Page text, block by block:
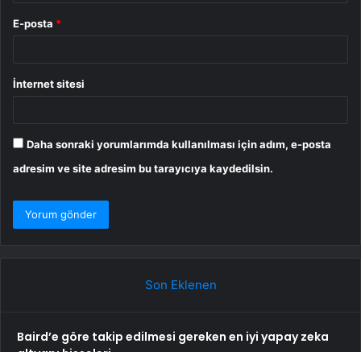
E-posta *
İnternet sitesi
Daha sonraki yorumlarımda kullanılması için adım, e-posta
adresim ve site adresim bu tarayıcıya kaydedilsin.
Son Eklenen
Baird’e göre takip edilmesi gereken en iyi yapay zeka